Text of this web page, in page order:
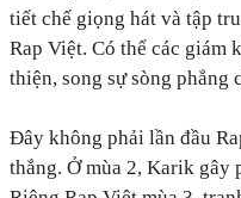
tiết chế giọng hát và tập
Rap Việt. Có thể các giám
thiện, song sự sòng phẳng
Đây không phải lần đầu
thắng. Ở mùa 2, Karik gây